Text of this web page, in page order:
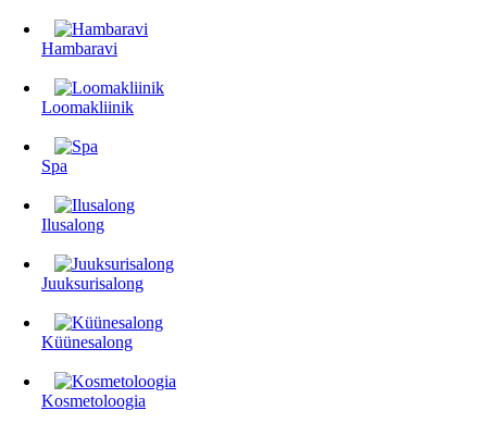
Hambaravi
Loomakliinik
Spa
Ilusalong
Juuksurisalong
Küünesalong
Kosmetoloogia